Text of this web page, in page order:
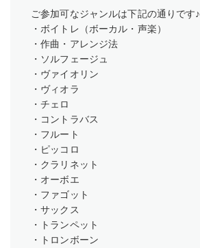
ご参加可なジャンルは下記の通りです♪
・ボイトレ（ボーカル・声楽）
・作曲・アレンジ法
・ソルフェージュ
・ヴァイオリン
・ヴィオラ
・チェロ
・コントラバス
・フルート
・ピッコロ
・クラリネット
・オーボエ
・ファゴット
・サックス
・トランペット
・トロンボーン